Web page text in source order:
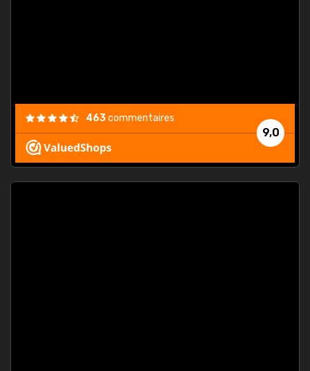
9,0
463commentaires